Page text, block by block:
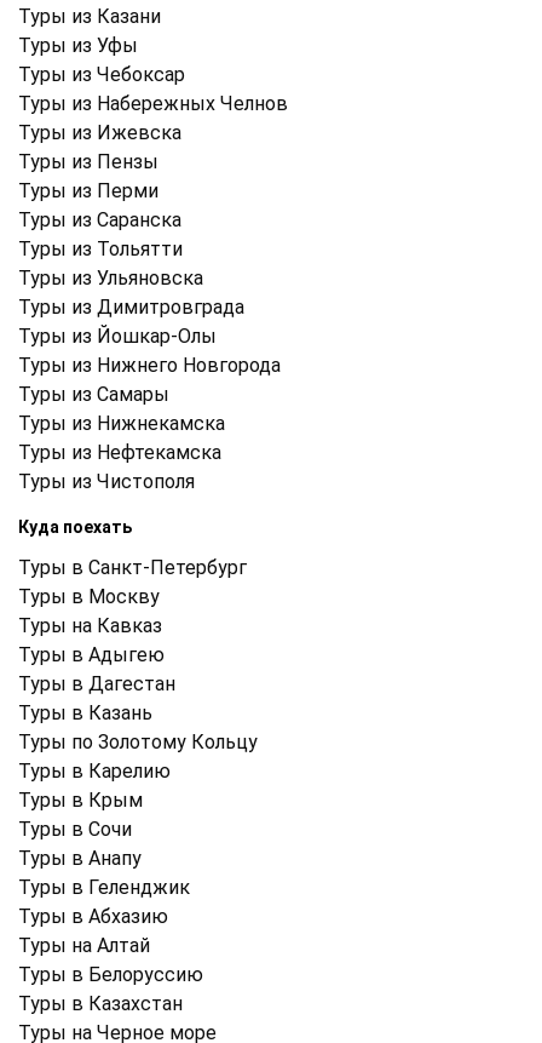
Туры из Казани
Туры из Уфы
Туры из Чебоксар
Туры из Набережных Челнов
Туры из Ижевска
Туры из Пензы
Туры из Перми
Туры из Саранска
Туры из Тольятти
Туры из Ульяновска
Туры из Димитровграда
Туры из Йошкар-Олы
Туры из Нижнего Новгорода
Туры из Самары
Туры из Нижнекамска
Туры из Нефтекамска
Туры из Чистополя
Куда поехать
Туры в Санкт-Петербург
Туры в Москву
Туры на Кавказ
Туры в Адыгею
Туры в Дагестан
Туры в Казань
Туры по Золотому Кольцу
Туры в Карелию
Туры в Крым
Туры в Cочи
Туры в Анапу
Туры в Геленджик
Туры в Абхазию
Туры на Алтай
Туры в Белоруссию
Туры в Казахстан
Туры на Черное море